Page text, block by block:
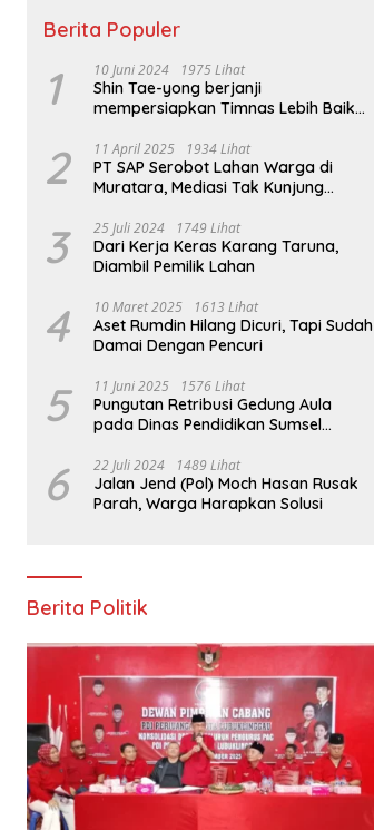
Berita Populer
1 10 Juni 2024 1975 Lihat
Shin Tae-yong berjanji
mempersiapkan Timnas Lebih Baik
2 11 April 2025 1934 Lihat
PT SAP Serobot Lahan Warga di
Muratara, Mediasi Tak Kunjung
3 25 Juli 2024 1749 Lihat
Dari Kerja Keras Karang Taruna,
Diambil Pemilik Lahan
4 10 Maret 2025 1613 Lihat
Aset Rumdin Hilang Dicuri, Tapi Sudah
Damai Dengan Pencuri
5 11 Juni 2025 1576 Lihat
Pungutan Retribusi Gedung Aula
pada Dinas Pendidikan Sumsel
6 22 Juli 2024 1489 Lihat
Jalan Jend (Pol) Moch Hasan Rusak
Parah, Warga Harapkan Solusi
Berita Politik